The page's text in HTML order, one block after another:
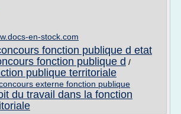
en-stock.com
fonction publique d etat
fonction publique d /
publique territoriale
externe fonction publique
du travail dans la fonction